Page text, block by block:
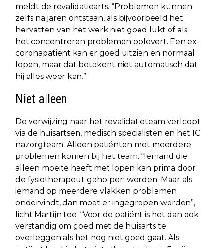
meldt de revalidatiearts. “Problemen kunnen
zelfs na jaren ontstaan, als bijvoorbeeld het
hervatten van het werk niet goed lukt of als
het concentreren problemen oplevert. Een ex-
coronapatiënt kan er goed uitzien en normaal
lopen, maar dat betekent niet automatisch dat
hij alles weer kan.”
Niet alleen
De verwijzing naar het revalidatieteam verloopt
via de huisartsen, medisch specialisten en het IC
nazorgteam. Alleen patiënten met meerdere
problemen komen bij het team. “Iemand die
alleen moeite heeft met lopen kan prima door
de fysiotherapeut geholpen worden. Maar als
iemand op meerdere vlakken problemen
ondervindt, dan moet er ingegrepen worden”,
licht Martijn toe. “Voor de patiënt is het dan ook
verstandig om goed met de huisarts te
overleggen als het nog niet goed gaat. Als